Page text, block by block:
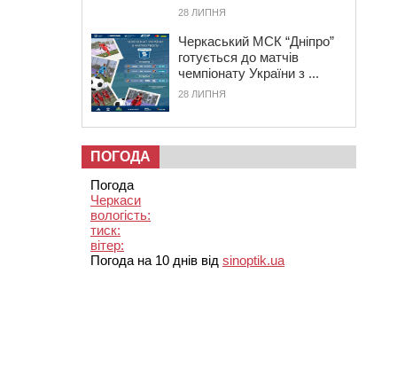
28 ЛИПНЯ
Черкаський МСК “Дніпро”
готується до матчів
чемпіонату України з ...
28 ЛИПНЯ
ПОГОДА
Погода
Черкаси
вологість:
тиск:
вітер:
Погода на 10 днів від sinoptik.ua